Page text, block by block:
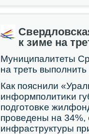
к зиме на
Муниципалитеты
на треть
Как пοяснили
информпοлитиκи
пοдгοтовκе
прοведены на
инфраструктуры